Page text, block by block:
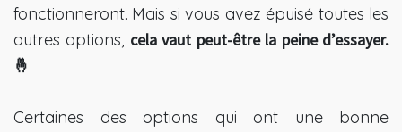
fonctionneront. Mais si vous avez épuisé toutes les
autres options, cela vaut peut-être la peine d’essayer.
🤞
Certaines des options qui ont une bonne